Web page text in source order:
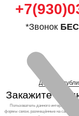
*Звонок
Договор
Закажите
Пользователь данного интернет-
формы связи, размещённые на сайте, а